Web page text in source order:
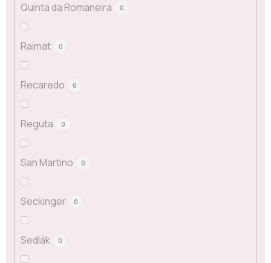
Quinta da Romaneira 0
Raimat 0
Recaredo 0
Reguta 0
San Martino 0
Seckinger 0
Sedlák 0